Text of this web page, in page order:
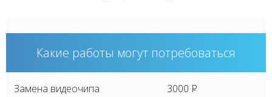
Какие работы могут потребоваться
Замена видеочипа 3000 P